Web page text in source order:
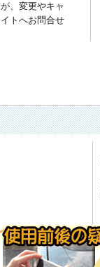
、変更やキャ
トへお問合せ